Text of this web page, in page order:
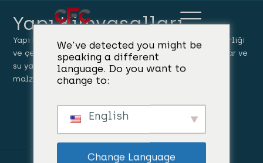
Yapı Kimyasalları
Yapı kimyasalları, modern inşaatın gücü, sürdürülebilirliği
ve çevre dostu olması için hayati önem taşıyan katkılar ve
su yalıtım çözümleri de dahil olmak üzere, binadaki
malzemelerin dayanıklılığını ve performansını artırır.
We've detected you might be
speaking a different
language. Do you want to
change to:
English
Change Language